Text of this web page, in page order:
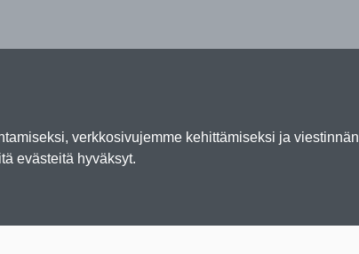
verkkosivujemme kehittämiseksi ja viestinnän
evästeitä hyväksyt.